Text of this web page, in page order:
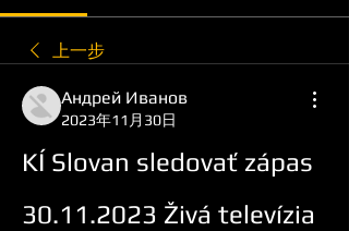
上一步
Андрей Иванов
2023年11月30日
KÍ Slovan sledovať zápas
30.11.2023 Živá televízia